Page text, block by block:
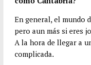
En general, el mundo
pero aun más si eres
A la hora de llegar a
complicada.